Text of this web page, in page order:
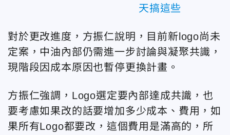
天搞這些
對於更改進度，方振仁說明，目前新logo尚未
定案，中油內部仍需進一步討論與凝聚共識，
現階段因成本原因也暫停更換計畫。
方振仁強調，Logo選定要內部達成共識，也
要考慮如果改的話要增加多少成本、費用，如
果所有Logo都要改，這個費用是滿高的，所